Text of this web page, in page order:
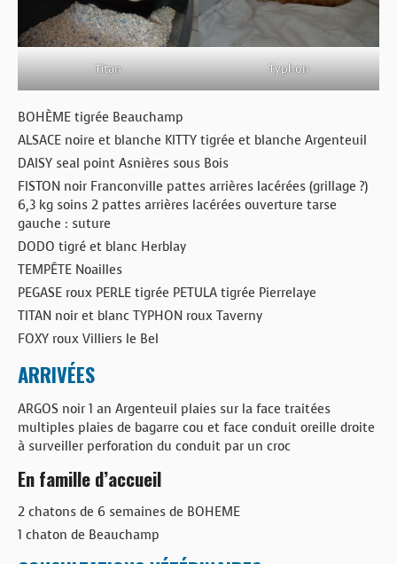
Titan Typhon
BOHÈME tigrée Beauchamp
ALSACE noire et blanche KITTY tigrée et blanche Argenteuil
DAISY seal point Asnières sous Bois
FISTON noir Franconville pattes arrières lacérées (grillage ?)
6,3 kg soins 2 pattes arrières lacérées ouverture tarse
gauche : suture
DODO tigré et blanc Herblay
TEMPÊTE Noailles
PEGASE roux PERLE tigrée PETULA tigrée Pierrelaye
TITAN noir et blanc TYPHON roux Taverny
FOXY roux Villiers le Bel
ARRIVÉES
ARGOS noir 1 an Argenteuil plaies sur la face traitées
multiples plaies de bagarre cou et face conduit oreille droite
à surveiller perforation du conduit par un croc
En famille d’accueil
2 chatons de 6 semaines de BOHEME
1 chaton de Beauchamp